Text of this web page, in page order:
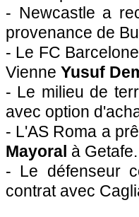
- Newcastle a
provenance de
- Le FC
Vienne Yusuf
- Le milieu de
avec option
- L'AS Roma a
Mayoral à Getafe.
- Le défenseur
contrat avec